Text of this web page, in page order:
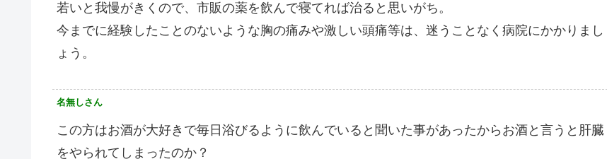
若いと我慢がきくので、市販の薬を飲んで寝てれば治ると思いがち。
今までに経験したことのないような胸の痛みや激しい頭痛等は、迷うことなく病院にかかりまし
ょう。
名無しさん
この方はお酒が大好きで毎日浴びるように飲んでいると聞いた事があったからお酒と言うと肝臓
をやられてしまったのか？